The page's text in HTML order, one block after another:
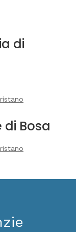
di
di Bosa